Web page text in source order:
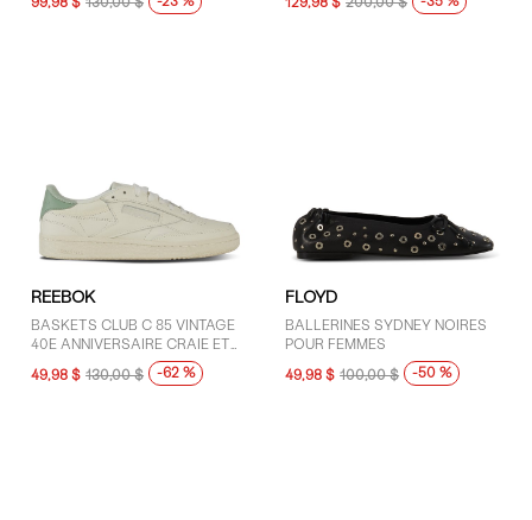
POUR FEMMES
REEBOK
BASKETS CLUB C 85 VINTAGE
40E ANNIVERSAIRE CRAIE ET
SAUGE POUR FEMMES
49,98 $ 130,00 $ -62 %
FLOYD
BALLERINES SYDNEY NOIRES
POUR FEMMES
49,98 $ 100,00 $ -50 %